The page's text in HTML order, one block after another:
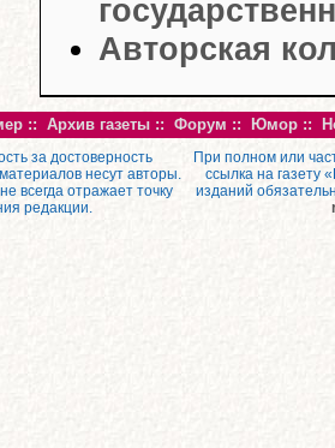
Авторская
:: Архив газеты :: Форум :: Юмор ::
за достоверность
несут авторы.
всегда отражает точку
редакции.
При полном или
ссылка на газету
изданий